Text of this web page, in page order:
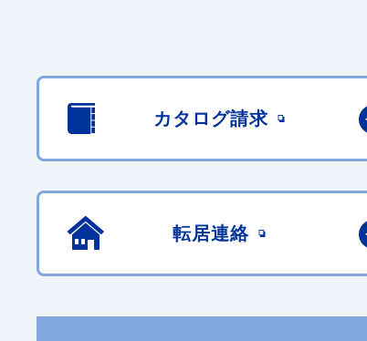
カタログ請求
転居連絡